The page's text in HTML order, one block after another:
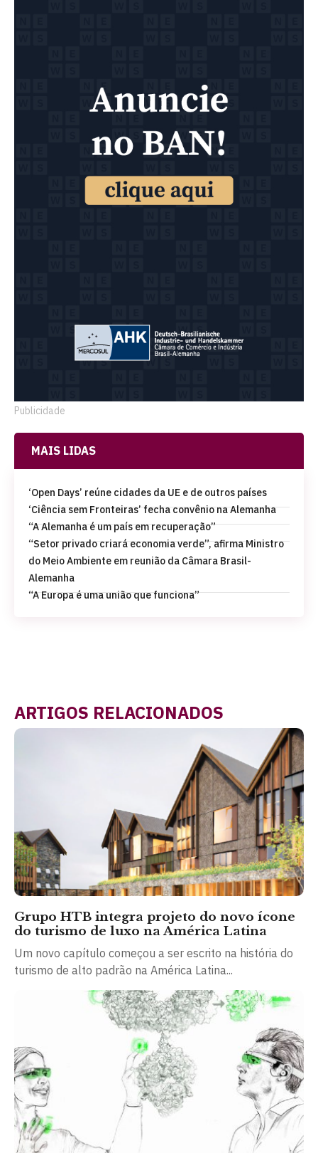
Publicidade
MAIS LIDAS
‘Open Days’ reúne cidades da UE e de outros países
‘Ciência sem Fronteiras’ fecha convênio na Alemanha
“A Alemanha é um país em recuperação”
“Setor privado criará economia verde”, afirma Ministro
do Meio Ambiente em reunião da Câmara Brasil-
Alemanha
“A Europa é uma união que funciona”
ARTIGOS RELACIONADOS
Grupo HTB integra projeto do novo ícone
do turismo de luxo na América Latina
Um novo capítulo começou a ser escrito na história do
turismo de alto padrão na América Latina...